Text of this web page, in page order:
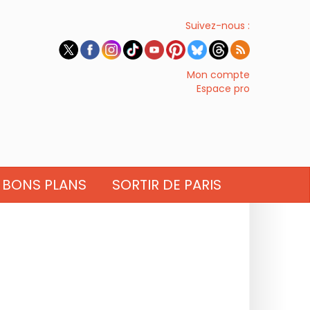
Suivez-nous :
Mon compte
Espace pro
BONS PLANS SORTIR DE PARIS